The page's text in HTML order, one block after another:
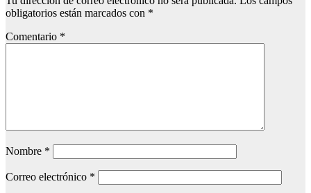
obligatorios están marcados con *
Comentario *
Nombre *
Correo electrónico *